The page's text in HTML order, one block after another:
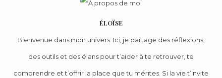
ÉLOÏSE
Bienvenue dans mon univers. Ici, je partage des réflexions,
des outils et des élans pour t’aider à te retrouver, te
comprendre et t’offrir la place que tu mérites. Si la vie t’invite